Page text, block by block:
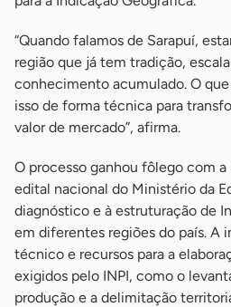
“Quando falamos de Sarapuí,
região que já tem tradição,
conhecimento acumulado. O
isso de forma técnica para
valor de mercado”, afirma.
O processo ganhou fôlego com
edital nacional do Ministério da
diagnóstico e à estruturação de
em diferentes regiões do país. A
técnico e recursos para a
exigidos pelo INPI, como o
produção e a delimitação